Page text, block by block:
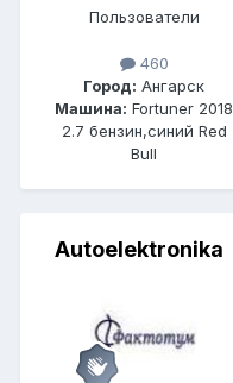
Пользователи
460
Город: Ангарск
Машина: Fortuner 2018
2.7 бензин,синий Red
Bull
Autoelektronika